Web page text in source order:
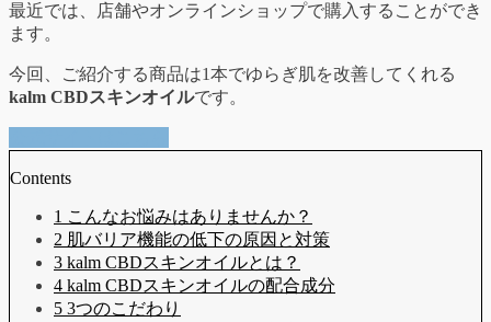
最近では、店舗やオンラインショップで購入することができ
ます。
今回、ご紹介する商品は1本でゆらぎ肌を改善してくれる
kalm CBDスキンオイルです。
Contents
1 こんなお悩みはありませんか？
2 肌バリア機能の低下の原因と対策
3 kalm CBDスキンオイルとは？
4 kalm CBDスキンオイルの配合成分
5 3つのこだわり